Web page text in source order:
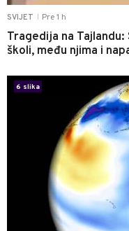
SVIJET Pre 1 h
Tragedija na
školi, među njima i
6 slika